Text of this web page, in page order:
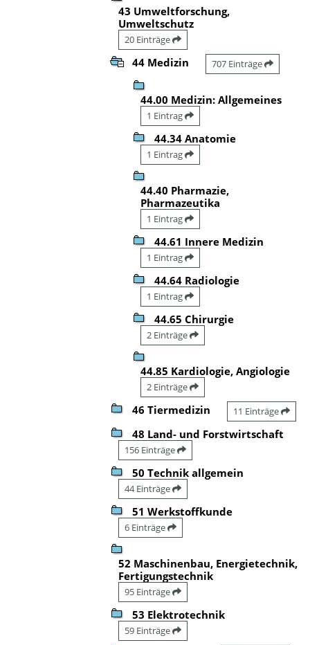
43 Umweltforschung,
Umweltschutz
20 Einträge
44 Medizin 707 Einträge
44.00 Medizin: Allgemeines
1 Eintrag
44.34 Anatomie
1 Eintrag
44.40 Pharmazie,
Pharmazeutika
1 Eintrag
44.61 Innere Medizin
1 Eintrag
44.64 Radiologie
1 Eintrag
44.65 Chirurgie
2 Einträge
44.85 Kardiologie, Angiologie
2 Einträge
46 Tiermedizin 11 Einträge
48 Land- und Forstwirtschaft
156 Einträge
50 Technik allgemein
44 Einträge
51 Werkstoffkunde
6 Einträge
52 Maschinenbau, Energietechnik,
Fertigungstechnik
95 Einträge
53 Elektrotechnik
59 Einträge